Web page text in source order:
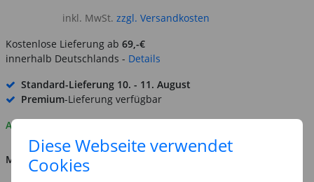
inkl. MwSt. zzgl. Versandkosten
Kostenlose Lieferung ab 69,-€
innerhalb Deutschlands - Details
Standard-Lieferung 10. - 11. August
Premium-Lieferung verfügbar
Auf Lager
MENGE
Diese Webseite verwendet
Cookies